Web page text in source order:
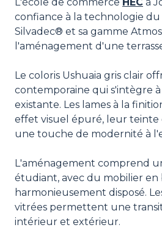
confiance à la technologie du
Silvadec® et sa gamme
l'aménagement d'une
Le coloris Ushuaia gris clair
contemporaine qui s'intègre
existante. Les lames à la
effet visuel épuré, leur
une touche de modernité à
L'aménagement comprend
étudiant, avec du mobilier en
harmonieusement disposé.
vitrées permettent une
intérieur et extérieur.